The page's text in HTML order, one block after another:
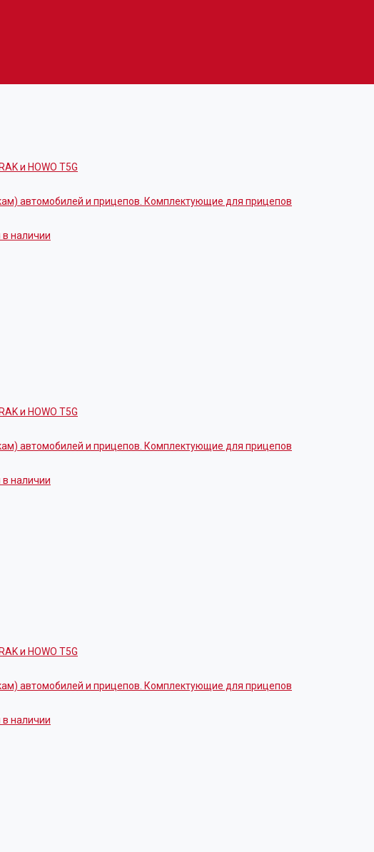
и HOWO T5G
автомобилей и прицепов. Комплектующие для прицепов
наличии
и HOWO T5G
автомобилей и прицепов. Комплектующие для прицепов
наличии
и HOWO T5G
автомобилей и прицепов. Комплектующие для прицепов
наличии